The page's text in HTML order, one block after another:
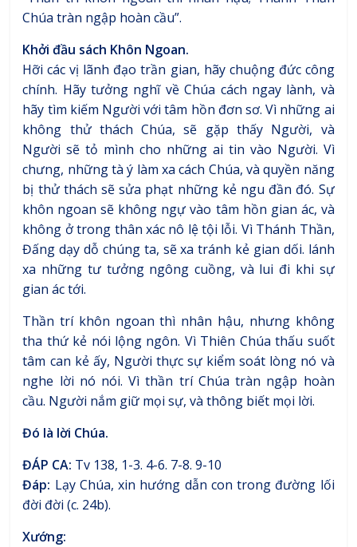
Chúa tràn ngập hoàn cầu”.
Khởi đầu sách Khôn Ngoan.
Hỡi các vị lãnh đạo trần gian, hãy chuộng đức công
chính. Hãy tưởng nghĩ về Chúa cách ngay lành, và
hãy tìm kiếm Người với tâm hồn đơn sơ. Vì những ai
không thử thách Chúa, sẽ gặp thấy Người, và
Người sẽ tỏ mình cho những ai tin vào Người. Vì
chưng, những tà ý làm xa cách Chúa, và quyền năng
bị thử thách sẽ sửa phạt những kẻ ngu đần đó. Sự
khôn ngoan sẽ không ngự vào tâm hồn gian ác, và
không ở trong thân xác nô lệ tội lỗi. Vì Thánh Thần,
Đấng dạy dỗ chúng ta, sẽ xa tránh kẻ gian dối. lánh
xa những tư tưởng ngông cuồng, và lui đi khi sự
gian ác tới.
Thần trí khôn ngoan thì nhân hậu, nhưng không
tha thứ kẻ nói lộng ngôn. Vì Thiên Chúa thấu suốt
tâm can kẻ ấy, Người thực sự kiểm soát lòng nó và
nghe lời nó nói. Vì thần trí Chúa tràn ngập hoàn
cầu. Người nắm giữ mọi sự, và thông biết mọi lời.
Đó là lời Chúa.
ĐÁP CA: Tv 138, 1-3. 4-6. 7-8. 9-10
Đáp: Lạy Chúa, xin hướng dẫn con trong đường lối
đời đời (c. 24b).
Xướng: